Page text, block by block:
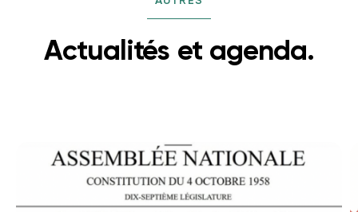
Actualités et agenda.